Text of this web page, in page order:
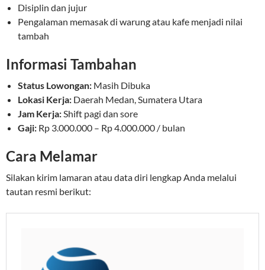
Disiplin dan jujur
Pengalaman memasak di warung atau kafe menjadi nilai
tambah
Informasi Tambahan
Status Lowongan: Masih Dibuka
Lokasi Kerja: Daerah Medan, Sumatera Utara
Jam Kerja:Shift pagi dan sore
Gaji: Rp 3.000.000 – Rp 4.000.000 / bulan
Cara Melamar
Silakan kirim lamaran atau data diri lengkap Anda melalui
tautan resmi berikut: